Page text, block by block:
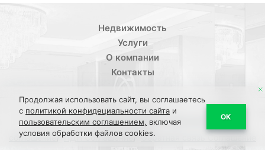
Недвижимость
Услуги
О компании
Контакты
Политика конфиденциальности/Пользовательское
соглашение/ПДН Соглашение/Обратная связь Соглашение
Продолжая использовать сайт, вы соглашаетесь
с политикой конфидециальности сайта и
пользовательским соглашением, включая
условия обработки файлов cookies.
ОК